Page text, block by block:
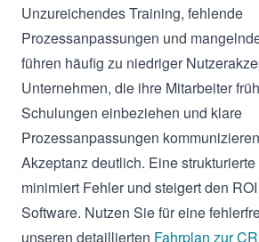
Unzureichendes Training, fehlende
Prozessanpassungen und
führen häufig zu niedriger
Unternehmen, die ihre Mitarbeiter
Schulungen einbeziehen und klare
Prozessanpassungen
Akzeptanz deutlich. Eine
minimiert Fehler und steigert den
Software. Nutzen Sie für eine
unseren detaillierten Fahrplan zur